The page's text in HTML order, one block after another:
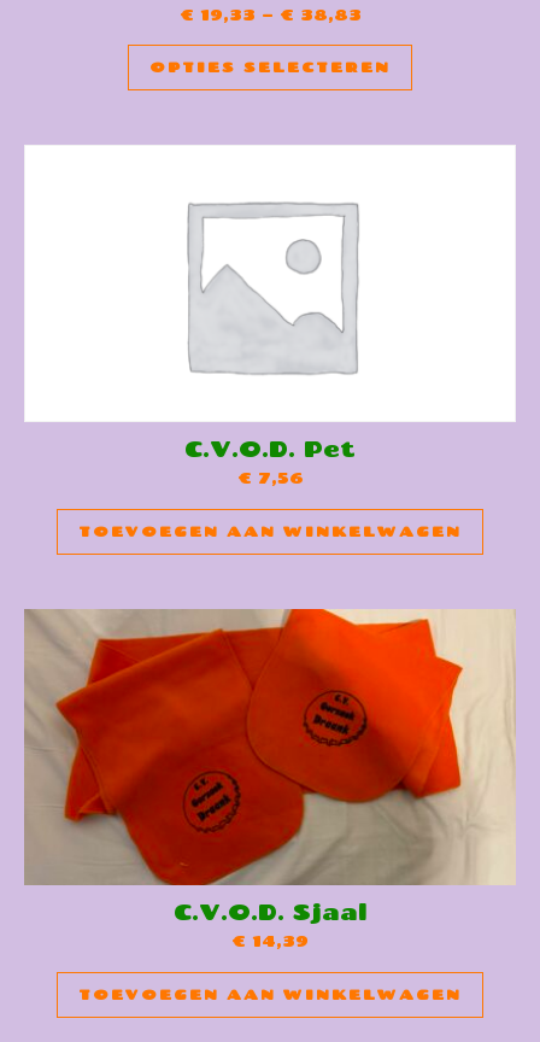
€ 19,33 – € 38,83
OPTIES SELECTEREN
C.V.O.D. Pet
€ 7,56
TOEVOEGEN AAN WINKELWAGEN
C.V.O.D. Sjaal
€ 14,39
TOEVOEGEN AAN WINKELWAGEN